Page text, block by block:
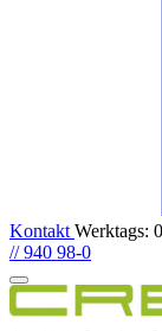
Kontakt Werktags:
// 940 98-0